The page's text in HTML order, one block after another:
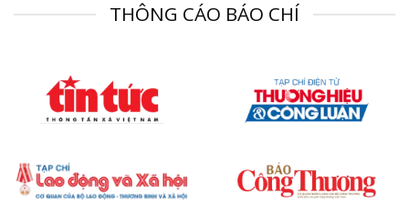
THÔNG CÁO BÁO CHÍ